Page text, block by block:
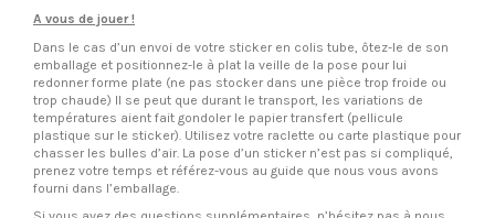
A vous de jouer !
Dans le cas d’un envoi de votre sticker en colis tube, ôtez-le de son
emballage et positionnez-le à plat la veille de la pose pour lui
redonner forme plate (ne pas stocker dans une pièce trop froide ou
trop chaude) Il se peut que durant le transport, les variations de
températures aient fait gondoler le papier transfert (pellicule
plastique sur le sticker). Utilisez votre raclette ou carte plastique pour
chasser les bulles d’air. La pose d’un sticker n’est pas si compliqué,
prenez votre temps et référez-vous au guide que nous vous avons
fourni dans l’emballage.